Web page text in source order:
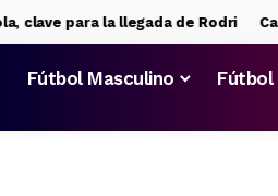
clave para la llegada de Rodri
Fútbol Masculino Fútbol